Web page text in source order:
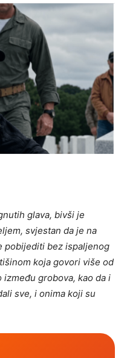
glava, bivši je
svjestan da je na
pobijediti bez ispaljenog
koja govori više od
grobova, kao da i
sve, i onima koji su